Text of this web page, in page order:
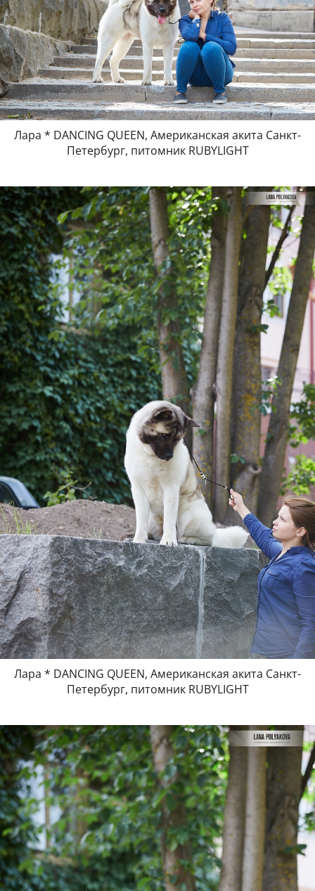
Лара * DANCING QUEEN, Американская акита Санкт-
Петербург, питомник RUBYLIGHT
Лара * DANCING QUEEN, Американская акита Санкт-
Петербург, питомник RUBYLIGHT